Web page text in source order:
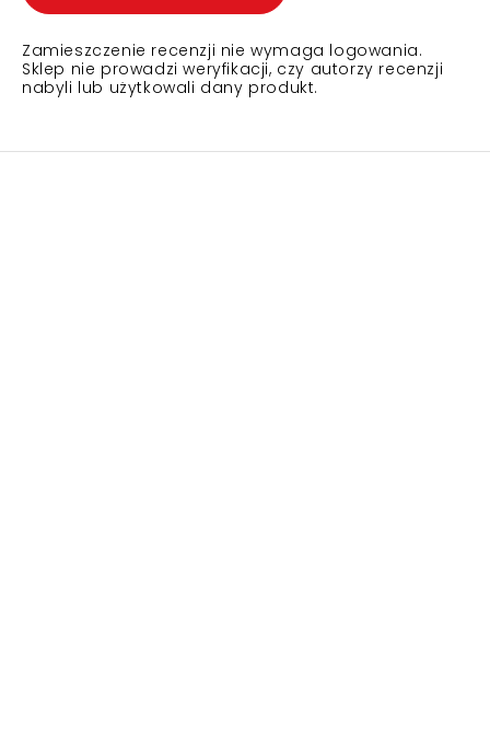
Zamieszczenie recenzji nie wymaga logowania.
Sklep nie prowadzi weryfikacji, czy autorzy recenzji
nabyli lub użytkowali dany produkt.